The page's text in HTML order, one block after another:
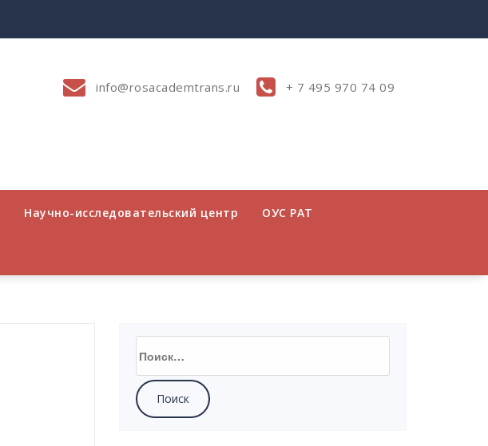
info@rosacademtrans.ru + 7 495 970 74 09
Научно-исследовательский центр ОУС РАТ